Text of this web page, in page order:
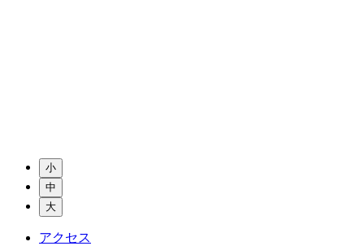
小
中
大
アクセス